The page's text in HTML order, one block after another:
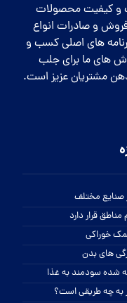
و کیفیت محصولات
و صادرات انواع
های اصلی کسب و
های ما برای جلب
مشتریان عزیز است.
صنایع مختلف
قرار دارد
خوراکی
های بدن
شده سودمند به غذا
چه طریقی است؟